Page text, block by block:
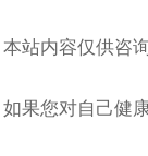
本站内容仅供咨
如果您对自己健